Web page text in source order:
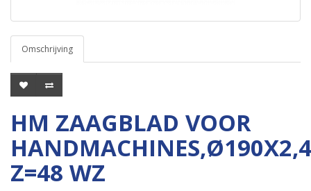
Omschrijving
HM ZAAGBLAD VOOR
Z=48 WZ